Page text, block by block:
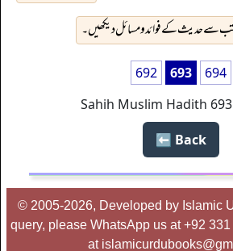
سے حدیث کے فوائد و مسائل دیکھیں۔
692 693
694
Sahih Muslim Hadith
Back ⬅️
© 2005-2026, Developed by Islamic
query, please WhatsApp us at +92
at